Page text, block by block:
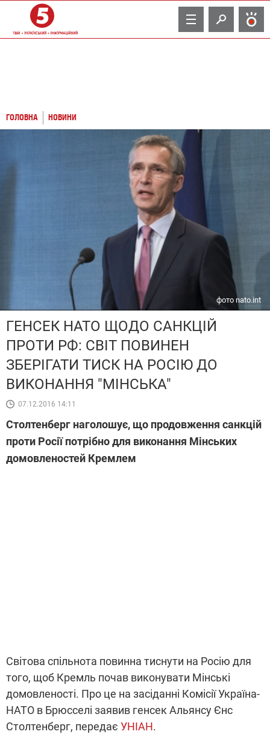
TV
ГОЛОВНА НОВИНИ
фото nato.int
ГЕНСЕК НАТО ЩОДО САНКЦІЙ
ПРОТИ РФ: СВІТ ПОВИНЕН
ЗБЕРІГАТИ ТИСК НА РОСІЮ ДО
ВИКОНАННЯ "МІНСЬКА"
07.12.2016 14:11
Столтенберг наголошує, що продовження санкцій
проти Росії потрібно для виконання Мінських
домовленостей Кремлем
Світова спільнота повинна тиснути на Росію для
того, щоб Кремль почав виконувати Мінські
домовленості. Про це на засіданні Комісії Україна-
НАТО в Брюсселі заявив генсек Альянсу Єнс
Столтенберг, передає УНІАН.